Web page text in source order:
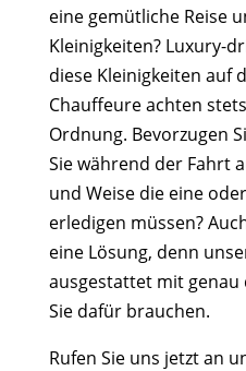
eine gemütliche Reise
Kleinigkeiten? Luxury-
diese Kleinigkeiten auf
Chauffeure achten
Ordnung. Bevorzugen
Sie während der Fahrt
und Weise die eine
erledigen müssen?
eine Lösung, denn
ausgestattet mit genau
Sie dafür brauchen.
Rufen Sie uns jetzt an